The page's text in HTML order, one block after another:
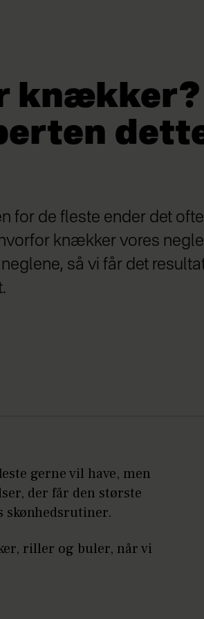
knækker?
for de fleste ender det
knækker vores
så vi får det
gerne vil have, men
der får den største
skønhedsrutiner.
riller og buler, når vi